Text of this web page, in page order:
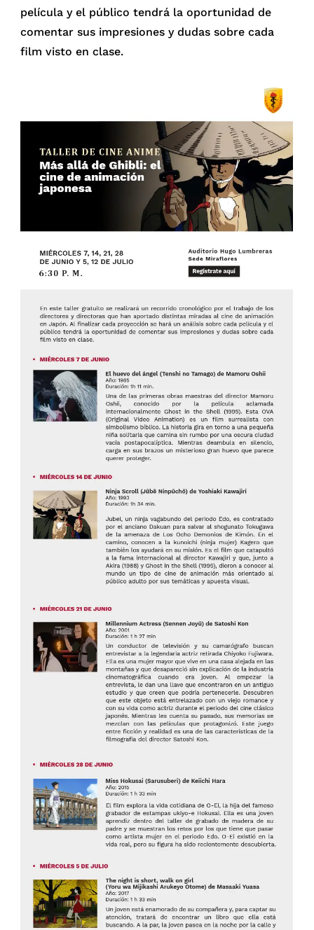
película y el público tendrá la oportunidad de
comentar sus impresiones y dudas sobre cada
film visto en clase.